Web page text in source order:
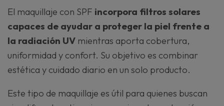
El maquillaje con SPF incorpora filtros solares
capaces de ayudar a proteger la piel frente a
la radiación UV mientras aporta cobertura,
uniformidad y confort. Su objetivo es combinar
estética y cuidado diario en un solo producto.
Este tipo de maquillaje es útil para quienes buscan